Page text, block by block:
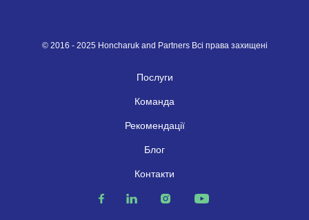
© 2016 - 2025 Honcharuk and Partners Всі права захищені
Послуги
Команда
Рекомендації
Блог
Контакти